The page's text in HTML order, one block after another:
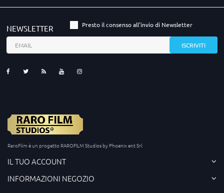
NEWSLETTER Presto il consenso all'invio di Newsletter
RaroFilm è un progetto RAROFILM Studios by Phoenix ent Srl
IL TUO ACCOUNT
INFORMAZIONI NEGOZIO